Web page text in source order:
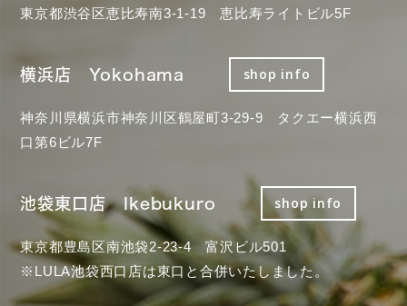
東京都渋谷区恵比寿南3-1-19 恵比寿ライトビル5F
横浜店 Yokohama shop info
神奈川県横浜市神奈川区鶴屋町3-29-9 タクエー横浜西
口第6ビル7F
池袋東口店 Ikebukuro shop info
東京都豊島区南池袋2-23-4 富沢ビル501
※LULA池袋西口店は東口と合併いたしました。